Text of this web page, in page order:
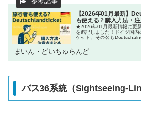
【2026年01月最新】
も使える？購入方法・
★2026年01月最新情報に更
を追記しました！ドイツ国
ケット、その名も
まいん・どいちゅらんど
バス36系統（Sightseeing-